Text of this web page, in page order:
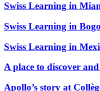
Swiss Learning in
Swiss Learning in
Swiss Learning in
A place to discover
Apollo’s story at